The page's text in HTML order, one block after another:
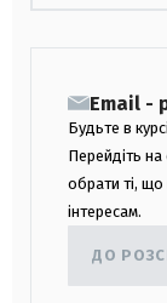
Email -
Будьте в
Перейдіть
обрати ті,
інтересам.
ДО